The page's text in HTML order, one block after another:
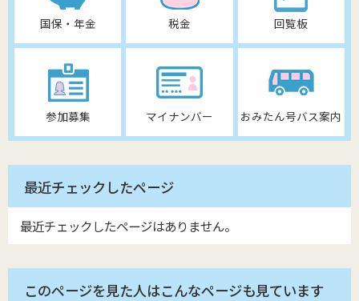
国保・年金 税金 回覧板
参加募集 マイナンバー おみたん号バス案内
最近チェックしたページ
最近チェックしたページはありません。
このページを見た人はこんなページも見ています